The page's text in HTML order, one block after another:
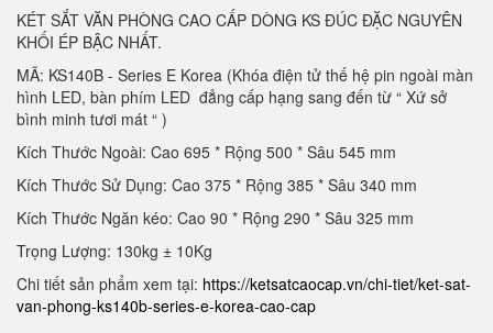
KÉT SẮT VĂN PHÒNG CAO CẤP DÒNG KS ĐÚC ĐẶC NGUYÊN
KHỐI ÉP BẬC NHẤT.
MÃ: KS140B - Series E Korea (Khóa điện tử thế hệ pin ngoài màn
hình LED, bàn phím LED đẳng cấp hạng sang đến từ “ Xứ sở
bình minh tươi mát “ )
Kích Thước Ngoài: Cao 695 * Rộng 500 * Sâu 545 mm
Kích Thước Sử Dụng: Cao 375 * Rộng 385 * Sâu 340 mm
Kích Thước Ngăn kéo: Cao 90 * Rộng 290 * Sâu 325 mm
Trọng Lượng: 130kg ± 10Kg
Chi tiết sản phẩm xem tại: https://ketsatcaocap.vn/chi-tiet/ket-sat-
van-phong-ks140b-series-e-korea-cao-cap